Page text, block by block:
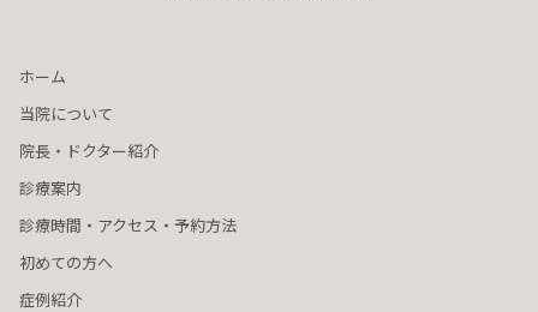
ホーム
当院について
院長・ドクター紹介
診療案内
診療時間・アクセス・予約方法
初めての方へ
症例紹介